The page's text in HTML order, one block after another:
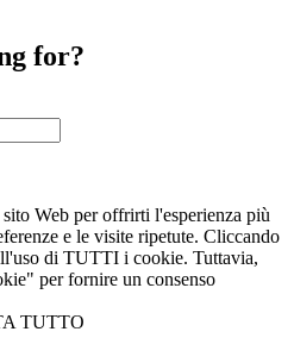
for?
Web per offrirti l'esperienza più
e le visite ripetute. Cliccando
di TUTTI i cookie. Tuttavia,
per fornire un consenso
TUTTO